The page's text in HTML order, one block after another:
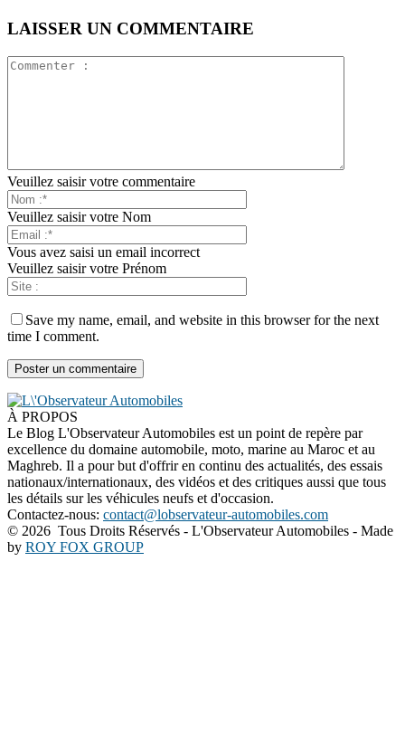
LAISSER UN COMMENTAIRE
Veuillez saisir votre commentaire
Veuillez saisir votre Nom
Vous avez saisi un email incorrect
Veuillez saisir votre Prénom
Save my name, email, and website in this browser for the next
time I comment.
À PROPOS
Le Blog L'Observateur Automobiles est un point de repère par
excellence du domaine automobile, moto, marine au Maroc et au
Maghreb. Il a pour but d'offrir en continu des actualités, des essais
nationaux/internationaux, des vidéos et des critiques aussi que tous
les détails sur les véhicules neufs et d'occasion.
Contactez-nous: contact@lobservateur-automobiles.com
© 2026 Tous Droits Réservés - L'Observateur Automobiles - Made
by ROY FOX GROUP